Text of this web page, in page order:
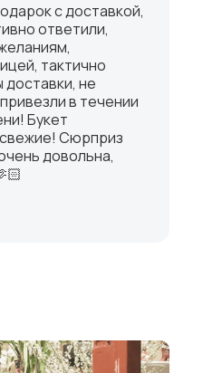
с доставкой,
ответили,
тактично
не
в течении
Букет
Сюрприз
довольна,